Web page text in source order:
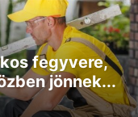
fegyvere,
jönnek...